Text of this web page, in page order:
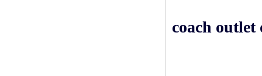
coach outlet